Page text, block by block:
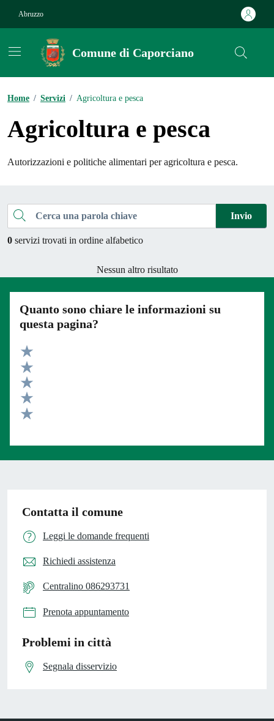
Abruzzo
Comune di Caporciano
Home / Servizi / Agricoltura e pesca
Agricoltura e pesca
Autorizzazioni e politiche alimentari per agricoltura e pesca.
Cerca una parola chiave Invio
0 servizi trovati in ordine alfabetico
Nessun altro risultato
Quanto sono chiare le informazioni su
questa pagina?
Valuta 5 stelle su 5
Valuta 4 stelle su 5
Valuta 3 stelle su 5
Valuta 2 stelle su 5
Contatta il comune
Leggi le domande frequenti
Richiedi assistenza
Centralino 086293731
Prenota appuntamento
Problemi in città
Segnala disservizio